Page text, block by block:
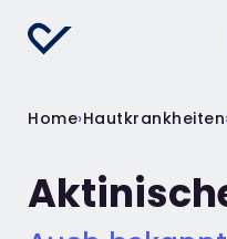
Home›Hautkrankheiten